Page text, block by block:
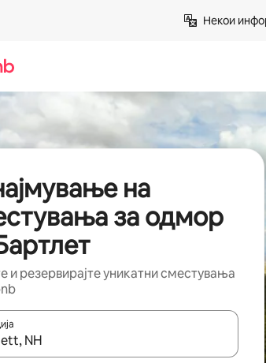
Некои
на
за одмор
и резервирајте уникатни сместувања
се достапни, движете се со